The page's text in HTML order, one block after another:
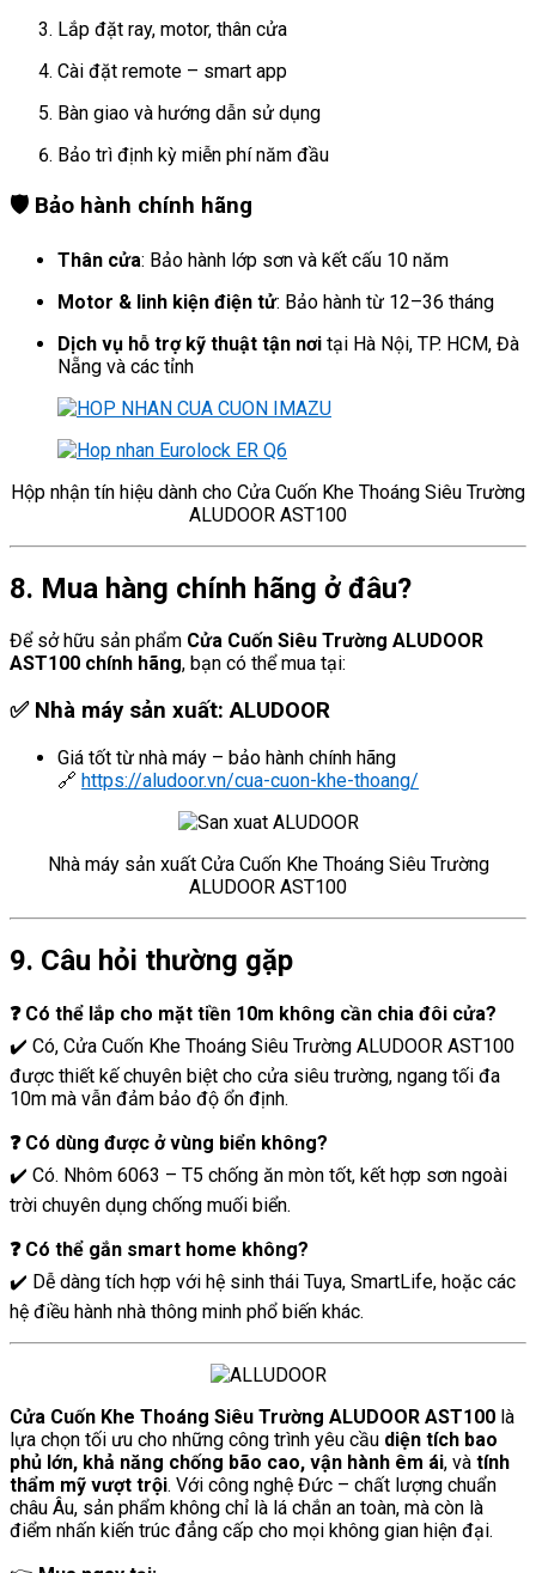
Lắp đặt ray, motor, thân cửa
Cài đặt remote – smart app
Bàn giao và hướng dẫn sử dụng
Bảo trì định kỳ miễn phí năm đầu
🛡️ Bảo hành chính hãng
Thân cửa: Bảo hành lớp sơn và kết cấu 10 năm
Motor & linh kiện điện tử: Bảo hành từ 12–36 tháng
Dịch vụ hỗ trợ kỹ thuật tận nơi tại Hà Nội, TP. HCM, Đà
Nẵng và các tỉnh
Hộp nhận tín hiệu dành cho Cửa Cuốn Khe Thoáng Siêu Trường
ALUDOOR AST100
8. Mua hàng chính hãng ở đâu?
Để sở hữu sản phẩm Cửa Cuốn Siêu Trường ALUDOOR
AST100 chính hãng, bạn có thể mua tại:
✅ Nhà máy sản xuất: ALUDOOR
Giá tốt từ nhà máy – bảo hành chính hãng
🔗 https://aludoor.vn/cua-cuon-khe-thoang/
Nhà máy sản xuất Cửa Cuốn Khe Thoáng Siêu Trường
ALUDOOR AST100
9. Câu hỏi thường gặp
❓ Có thể lắp cho mặt tiền 10m không cần chia đôi cửa?
✔️ Có, Cửa Cuốn Khe Thoáng Siêu Trường ALUDOOR AST100
được thiết kế chuyên biệt cho cửa siêu trường, ngang tối đa
10m mà vẫn đảm bảo độ ổn định.
❓ Có dùng được ở vùng biển không?
✔️ Có. Nhôm 6063 – T5 chống ăn mòn tốt, kết hợp sơn ngoài
trời chuyên dụng chống muối biển.
❓ Có thể gắn smart home không?
✔️ Dễ dàng tích hợp với hệ sinh thái Tuya, SmartLife, hoặc các
hệ điều hành nhà thông minh phổ biến khác.
Cửa Cuốn Khe Thoáng Siêu Trường ALUDOOR AST100 là
lựa chọn tối ưu cho những công trình yêu cầu diện tích bao
phủ lớn, khả năng chống bão cao, vận hành êm ái, và tính
thẩm mỹ vượt trội. Với công nghệ Đức – chất lượng chuẩn
châu Âu, sản phẩm không chỉ là lá chắn an toàn, mà còn là
điểm nhấn kiến trúc đẳng cấp cho mọi không gian hiện đại.